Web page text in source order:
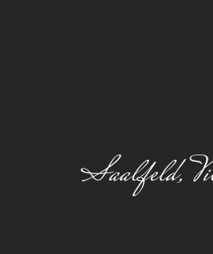
Saalfeld,